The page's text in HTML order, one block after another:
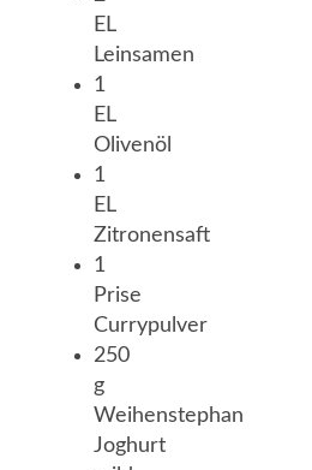
EL
Leinsamen
1
EL
Olivenöl
1
EL
Zitronensaft
1
Prise
Currypulver
250
g
Weihenstephan
Joghurt